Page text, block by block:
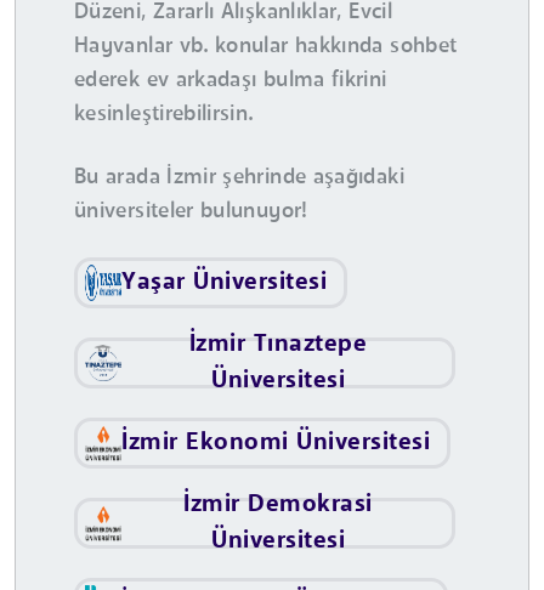
Düzeni, Zararlı Alışkanlıklar, Evcil
Hayvanlar vb. konular hakkında sohbet
ederek ev arkadaşı bulma fikrini
kesinleştirebilirsin.
Bu arada İzmir şehrinde aşağıdaki
üniversiteler bulunuyor!
Yaşar Üniversitesi
İzmir Tınaztepe
Üniversitesi
İzmir Ekonomi Üniversitesi
İzmir Demokrasi
Üniversitesi